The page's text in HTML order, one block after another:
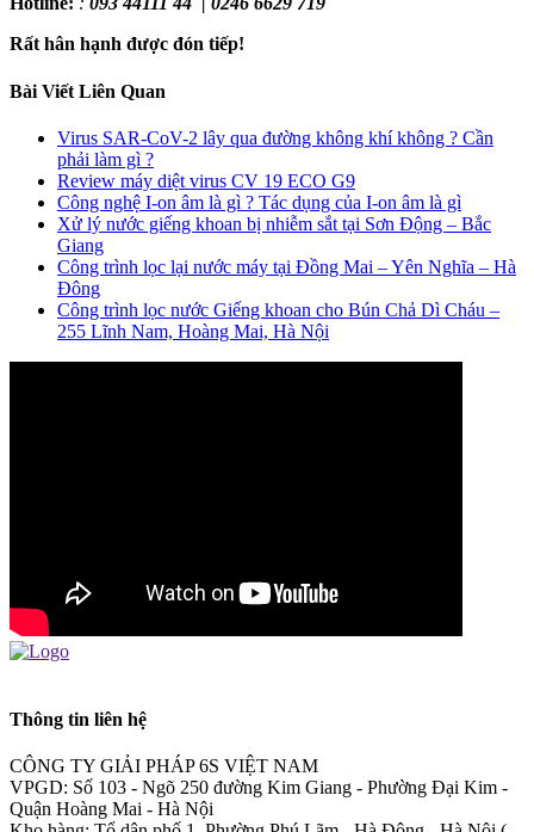
Rất hân hạnh được đón tiếp!
Bài Viết Liên Quan
Virus SAR-CoV-2 lây qua đường không khí không ? Cần
phải làm gì ?
Review máy diệt virus CV 19 ECO G9
Công nghệ I-on âm là gì ? Tác dụng của I-on âm là gì
Xử lý nước giếng khoan bị nhiễm sắt tại Sơn Động – Bắc
Giang
Công trình lọc lại nước máy tại Đồng Mai – Yên Nghĩa – Hà
Đông
Công trình lọc nước Giếng khoan cho Bún Chả Dì Cháu –
255 Lĩnh Nam, Hoàng Mai, Hà Nội
Thông tin liên hệ
CÔNG TY GIẢI PHÁP 6S VIỆT NAM
VPGD: Số 103 - Ngõ 250 đường Kim Giang - Phường Đại Kim -
Quận Hoàng Mai - Hà Nội